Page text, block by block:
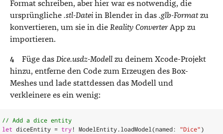
Format schreiben, aber hier war es notwendig, die
ursprüngliche .stl-Datei in Blender in das .glb-Formatzu
konvertieren, um sie in die Reality ConverterApp zu
importieren.
Füge das Dice.usdz-Modell zu deinem Xcode-Projekt
hinzu, entferne den Code zum Erzeugen des Box-
Meshes und lade stattdessen das Modell und
verkleinere es ein wenig:
// Add a dice entity
let diceEntity = try! ModelEntity.loadModel(named: "Dice")